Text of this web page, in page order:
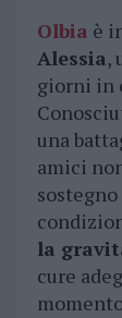
Olbia è
Alessia,
giorni in
una
amici
la
cure